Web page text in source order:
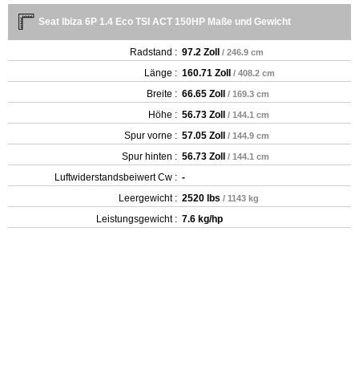
Seat Ibiza 6P 1.4 Eco TSI ACT 150HP Maße und Gewicht
Radstand : 97.2 Zoll / 246.9 cm
Länge : 160.71 Zoll / 408.2 cm
Breite : 66.65 Zoll / 169.3 cm
Höhe : 56.73 Zoll / 144.1 cm
Spur vorne : 57.05 Zoll / 144.9 cm
Spur hinten : 56.73 Zoll / 144.1 cm
Luftwiderstandsbeiwert Cw : -
Leergewicht‎ : 2520 lbs / 1143 kg
Leistungsgewicht : 7.6 kg/hp